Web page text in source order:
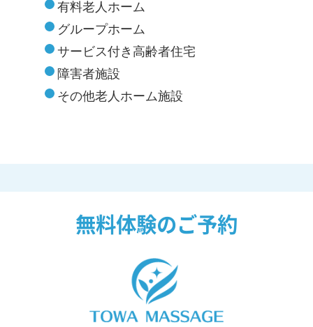
有料老人ホーム
グループホーム
サービス付き高齢者住宅
障害者施設
その他老人ホーム施設
無料体験のご予約